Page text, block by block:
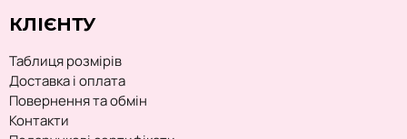
КЛІЄНТУ
Таблиця розмірів
Доставка і оплата
Повернення та обмін
Контакти